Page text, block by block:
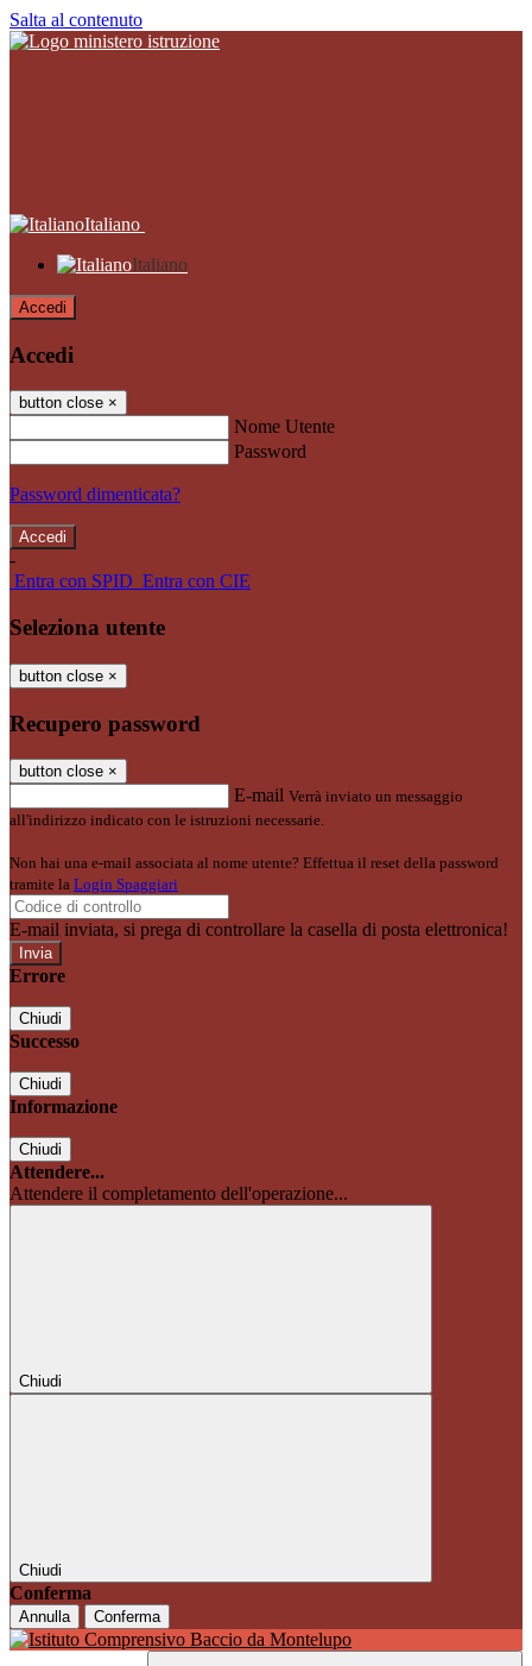
Salta al contenuto
Italiano
Italiano
Accedi
Accedi
button close ×
Nome Utente
Password
Password dimenticata?
-
Entra con SPID Entra con CIE
Seleziona utente
button close ×
Recupero password
button close ×
E-mail Verrà inviato un messaggio
all'indirizzo indicato con le istruzioni necessarie.
Non hai una e-mail associata al nome utente? Effettua il reset della password
tramite la Login Spaggiari
E-mail inviata, si prega di controllare la casella di posta elettronica!
Errore
Chiudi
Successo
Chiudi
Informazione
Chiudi
Attendere...
Attendere il completamento dell'operazione...
Chiudi
Chiudi
Conferma
Annulla Conferma